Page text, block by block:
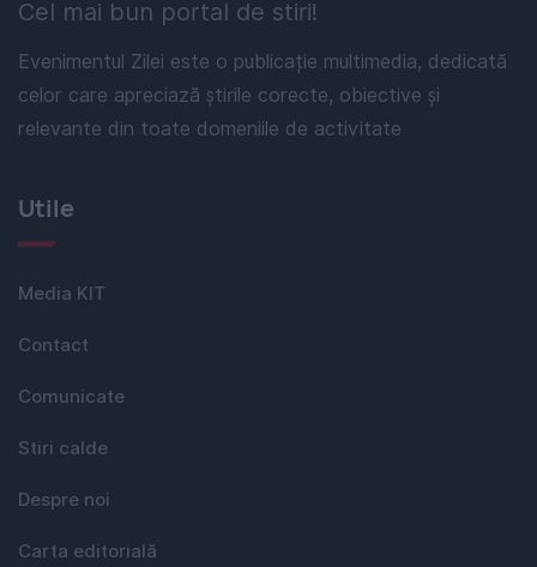
Cel mai bun portal de stiri!
Evenimentul Zilei este o publicație multimedia, dedicată
celor care apreciază știrile corecte, obiective și
relevante din toate domeniile de activitate
Utile
Media KIT
Contact
Comunicate
Stiri calde
Despre noi
Carta editorială